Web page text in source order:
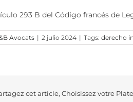
293 B del Código francés de
Avocats | 2 julio 2024 | Tags: derecho
cet article, Choisissez votre